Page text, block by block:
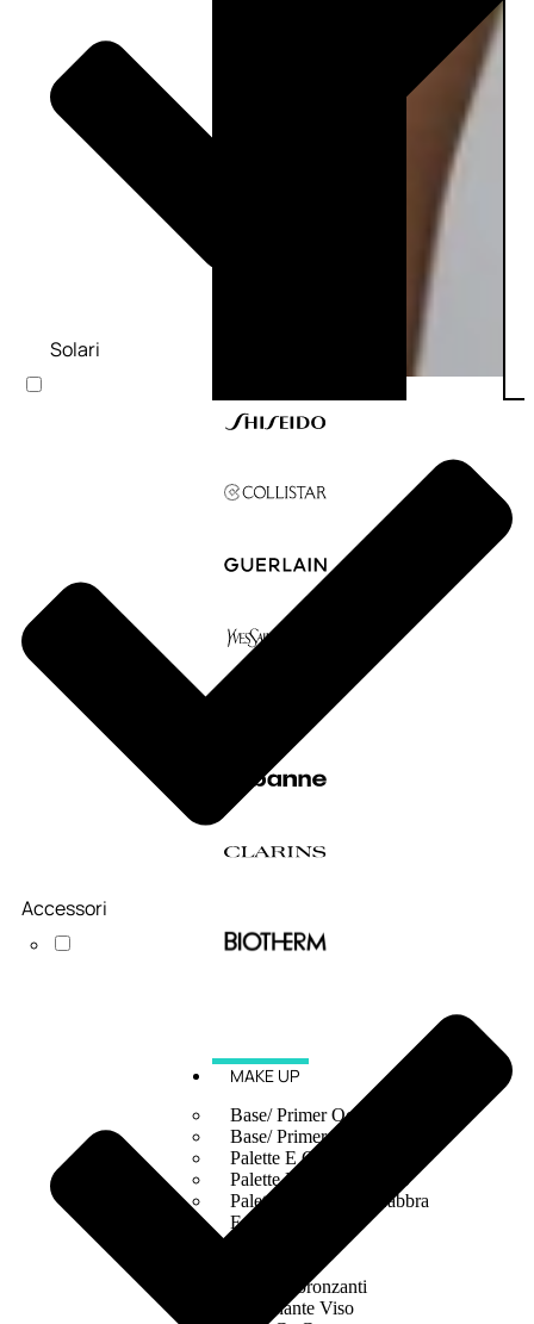
MAKE UP
Base/ Primer Occhi
Base/ Primer Viso
Palette E Cofanetti Occhi
Palette E Cofanetti Viso
Palette E Cofanetti Labbra
Fondotinta
Terre Abbronzanti
Illuminante Viso
Solari
Accessori